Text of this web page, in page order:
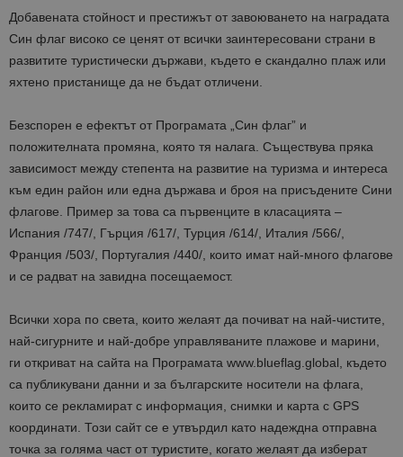
Добавената стойност и престижът от завоюването на наградата
Син флаг високо се ценят от всички заинтересовани страни в
развитите туристически държави, където е скандално плаж или
яхтено пристанище да не бъдат отличени.
Безспорен е ефектът от Програмата „Син флаг” и
положителната промяна, която тя налага. Съществува пряка
зависимост между степента на развитие на туризма и интереса
към един район или една държава и броя на присъдените Сини
флагове. Пример за това са първенците в класацията –
Испания /747/, Гърция /617/, Турция /614/, Италия /566/,
Франция /503/, Португалия /440/, които имат най-много флагове
и се радват на завидна посещаемост.
Всички хора по света, които желаят да почиват на най-чистите,
най-сигурните и най-добре управляваните плажове и марини,
ги откриват на сайта на Програмата www.blueflag.global, където
са публикувани данни и за българските носители на флага,
които се рекламират с информация, снимки и карта с GPS
координати. Този сайт се е утвърдил като надеждна отправна
точка за голяма част от туристите, когато желаят да изберат